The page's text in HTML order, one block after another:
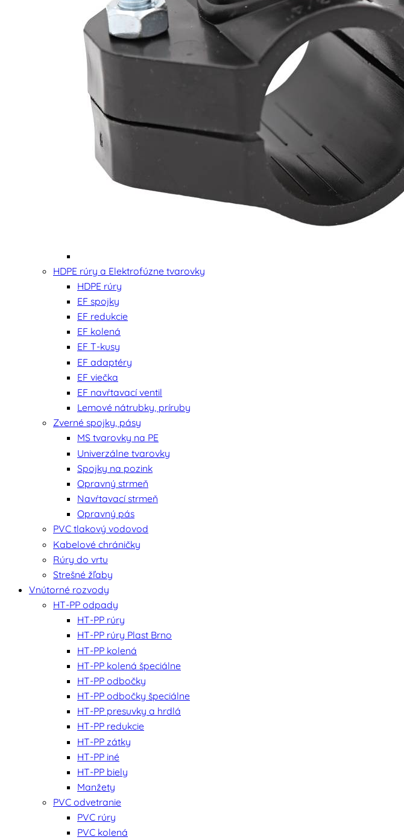
HDPE rúry a Elektrofúzne tvarovky
HDPE rúry
EF spojky
EF redukcie
EF kolená
EF T-kusy
EF adaptéry
EF viečka
EF navŕtavací ventil
Lemové nátrubky, príruby
Zverné spojky, pásy
MS tvarovky na PE
Univerzálne tvarovky
Spojky na pozink
Opravný strmeň
Navŕtavací strmeň
Opravný pás
PVC tlakový vodovod
Kabelové chráničky
Rúry do vrtu
Strešné žľaby
Vnútorné rozvody
HT-PP odpady
HT-PP rúry
HT-PP rúry Plast Brno
HT-PP kolená
HT-PP kolená špeciálne
HT-PP odbočky
HT-PP odbočky špeciálne
HT-PP presuvky a hrdlá
HT-PP redukcie
HT-PP zátky
HT-PP iné
HT-PP biely
Manžety
PVC odvetranie
PVC rúry
PVC kolená